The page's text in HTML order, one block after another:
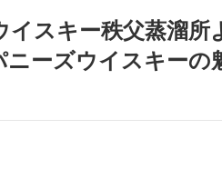
イスキー秩父蒸溜
ーズウイスキーの